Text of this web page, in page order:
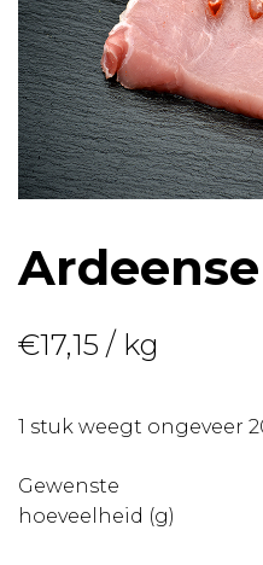
€17,15 / kg
1 stuk weegt ongeveer
Gewenste
hoeveelheid (g)